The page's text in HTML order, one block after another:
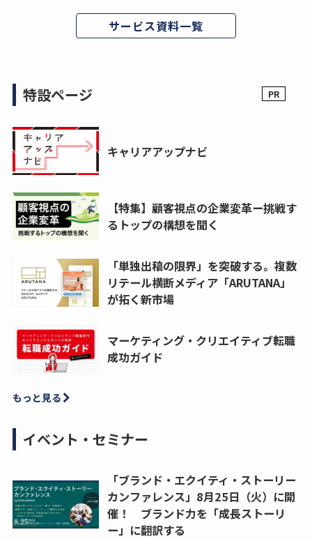
サービス資料一覧
特設ページ
キャリアアップナビ
【特集】顧客視点の企業変革ー挑戦す
るトップの構想を聞く
「単独出稿の限界」を突破する。複数
リテール横断メディア「ARUTANA」
が拓く新市場
マーケティング・クリエイティブ転職
成功ガイド
もっと見る
イベント・セミナー
「ブランド・エクイティ・ストーリー
カンファレンス」8月25日（火）に開
催！ ブランド力を「成長ストーリ
ー」に翻訳する